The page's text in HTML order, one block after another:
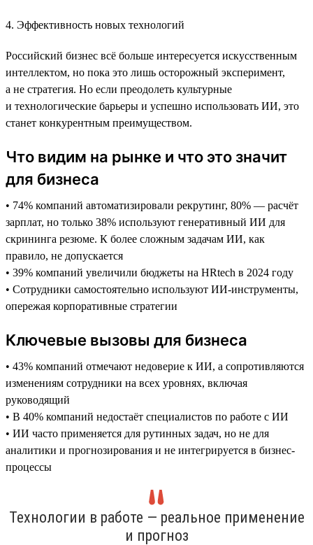
4. Эффективность новых технологий
Российский бизнес всё больше интересуется искусственным
интеллектом, но пока это лишь осторожный эксперимент,
а не стратегия. Но если преодолеть культурные
и технологические барьеры и успешно использовать ИИ, это
станет конкурентным преимуществом.
Что видим на рынке и что это значит
для бизнеса
• 74% компаний автоматизировали рекрутинг, 80% — расчёт
зарплат, но только 38% используют генеративный ИИ для
скрининга резюме. К более сложным задачам ИИ, как
правило, не допускается
• 39% компаний увеличили бюджеты на HRtech в 2024 году
• Сотрудники самостоятельно используют ИИ-инструменты,
опережая корпоративные стратегии
Ключевые вызовы для бизнеса
• 43% компаний отмечают недоверие к ИИ, а сопротивляются
изменениям сотрудники на всех уровнях, включая
руководящий
• В 40% компаний недостаёт специалистов по работе с ИИ
• ИИ часто применяется для рутинных задач, но не для
аналитики и прогнозирования и не интегрируется в бизнес-
процессы
Технологии в работе — реальное применение
и прогноз